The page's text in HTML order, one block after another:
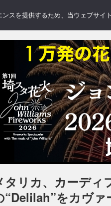
NEWS REVIEWS
タリカ、カーディ
“Delilah”をカヴァ
ンスを提供するため、当ウェブサ